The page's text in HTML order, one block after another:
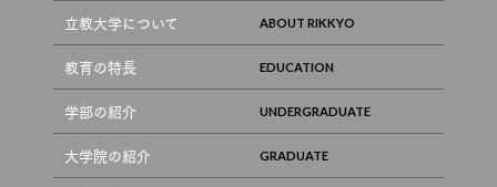
立教大学について
教育の特長
学部の紹介
大学院の紹介